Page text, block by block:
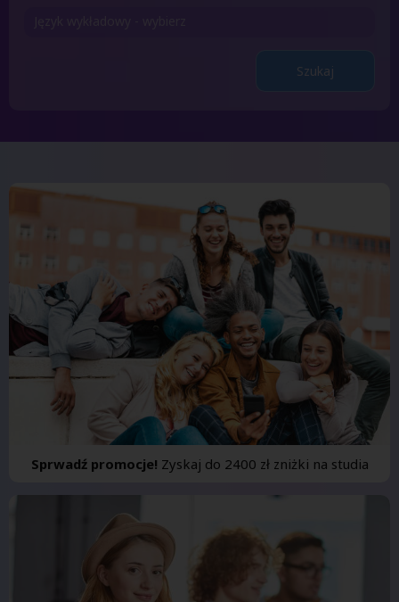
Szukaj
Sprwadź promocje! Zyskaj do 2400 zł zniżki na studia